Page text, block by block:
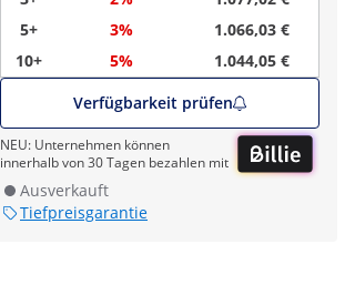
5+
3%
1.066,03 €
10+
5%
1.044,05 €
Verfügbarkeit prüfen
NEU: Unternehmen können
innerhalb von 30 Tagen bezahlen mit
Ausverkauft
Tiefpreisgarantie